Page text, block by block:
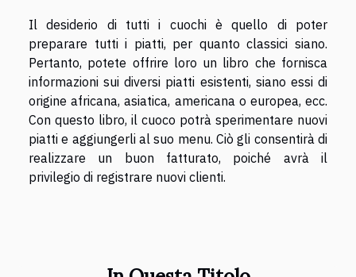
Il desiderio di tutti i cuochi è quello di poter
preparare tutti i piatti, per quanto classici siano.
Pertanto, potete offrire loro un libro che fornisca
informazioni sui diversi piatti esistenti, siano essi di
origine africana, asiatica, americana o europea, ecc.
Con questo libro, il cuoco potrà sperimentare nuovi
piatti e aggiungerli al suo menu. Ciò gli consentirà di
realizzare un buon fatturato, poiché avrà il
privilegio di registrare nuovi clienti.